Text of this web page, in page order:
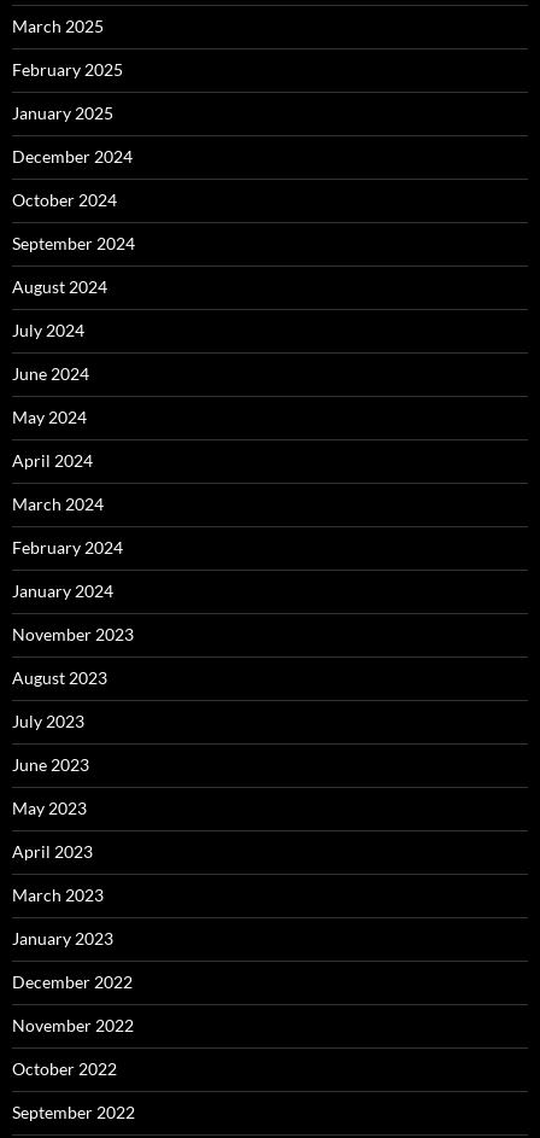
March 2025
February 2025
January 2025
December 2024
October 2024
September 2024
August 2024
July 2024
June 2024
May 2024
April 2024
March 2024
February 2024
January 2024
November 2023
August 2023
July 2023
June 2023
May 2023
April 2023
March 2023
January 2023
December 2022
November 2022
October 2022
September 2022